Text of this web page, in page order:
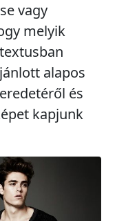
vagy
melyik
alapos
és
kapjunk